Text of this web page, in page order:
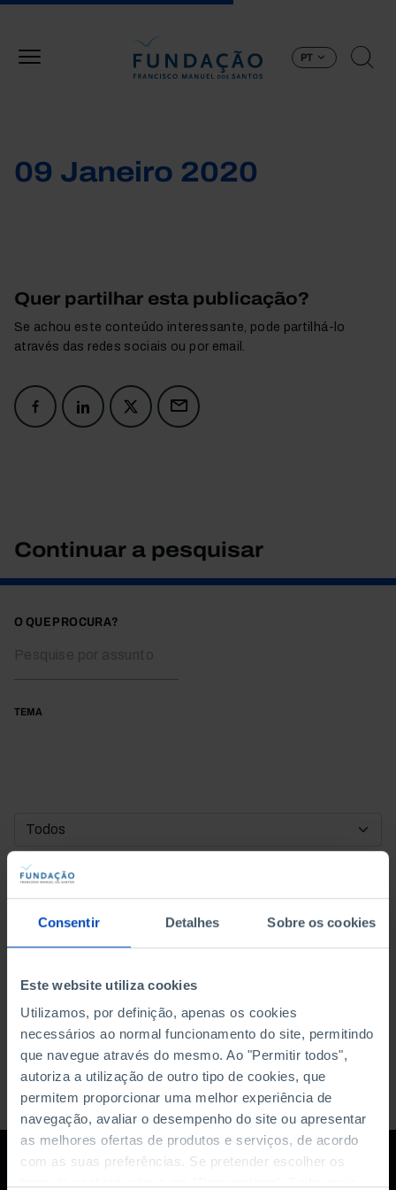
Consentir Detalhes Sobre os cookies
Este website utiliza cookies
Utilizamos, por definição, apenas os cookies
necessários ao normal funcionamento do site, permitindo
que navegue através do mesmo. Ao "Permitir todos",
autoriza a utilização de outro tipo de cookies, que
permitem proporcionar uma melhor experiência de
navegação, avaliar o desempenho do site ou apresentar
as melhores ofertas de produtos e serviços, de acordo
com as suas preferências. Se pretender escolher os
PT
09 Janeiro 2020
Quer partilhar esta publicação?
Se achou este conteúdo interessante, pode partilhá-lo
através das redes sociais ou por email.
Continuar a pesquisar
O QUE PROCURA?
TEMA
DATA DE INÍCIO
DATA DE FIM